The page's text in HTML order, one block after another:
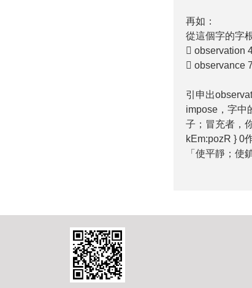
再如：
從這個字的字
 observation
 observance
引申出
impose，字中
子；冒充者，
kEm:pozR } 0
「使平靜；使